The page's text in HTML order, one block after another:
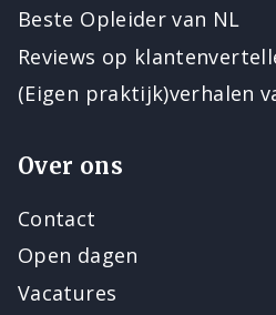
Beste Opleider van NL
Reviews op
(Eigen praktijk)verhalen
Over ons
Contact
Open dagen
Vacatures